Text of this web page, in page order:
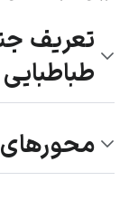
تعریف
طباطبایی